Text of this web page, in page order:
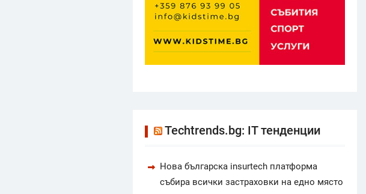
Techtrends.bg: IT тенденции
Нова българска insurtech платформа
събира всички застраховки на едно място